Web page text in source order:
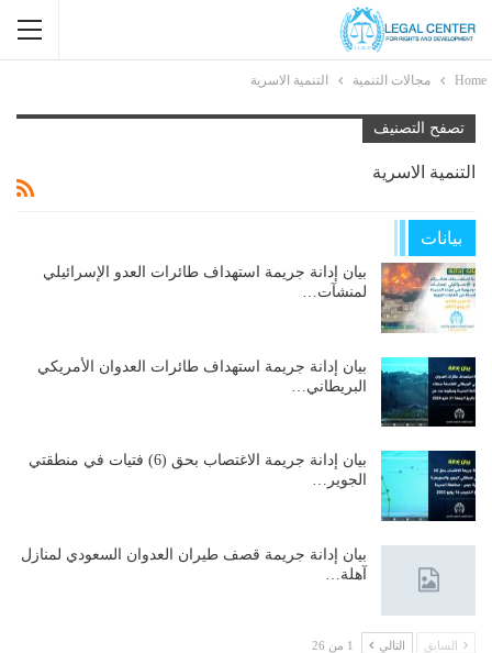
Home مجالات التنمية التنمية الاسرية
تصفح التصنيف
التنمية الاسرية
بيانات
بيان إدانة جريمة استهداف طائرات العدو الإسرائيلي
لمنشآت…
بيان إدانة جريمة استهداف طائرات العدوان الأمريكي
البريطاني…
بيان إدانة جريمة الاغتصاب بحق (6) فتيات في منطقتي
الجوير…
بيان إدانة جريمة قصف طيران العدوان السعودي لمنازل
آهلة…
السابق التالي 1 من 26